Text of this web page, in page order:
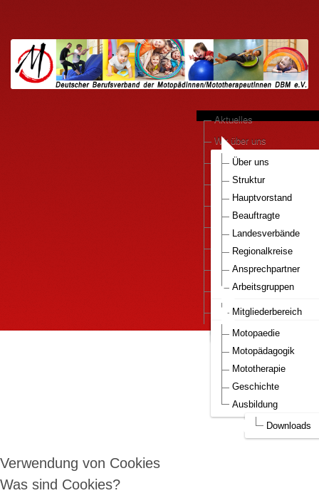
Aktuelles
Wir über uns
Über uns
Struktur
Hauptvorstand
Beauftragte
Landesverbände
Regionalkreise
Ansprechpartner
Arbeitsgruppen
anerkannte Praxen
Kooperationen
Motopädie konkret
Pressestimmen
DBM e.V.-Bestellservice
Mitglied werden..
Mitgliederbereich
Aufnahmeantrag
Infos Motopaedie
Motopaedie
Motopädagogik
Mototherapie
Geschichte
Ausbildung
Downloads
Um die Webseite optimal gestalten und
fortlaufend verbessern zu können, verwendet
Durch die weitere Nutzung der Webseite stimmen Sie der Verwendung von
Verwendung von Cookies
Was sind Cookies?